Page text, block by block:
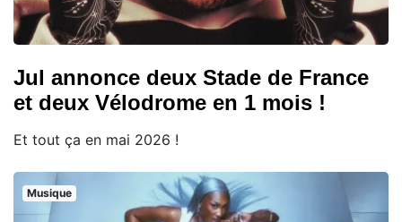
Jul annonce deux Stade de France
et deux Vélodrome en 1 mois !
Et tout ça en mai 2026 !
Musique